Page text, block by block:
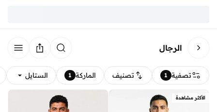
الرجال
تصفية 1 تصنيف الماركة 1 الستايل
الأكثر مشاهدة